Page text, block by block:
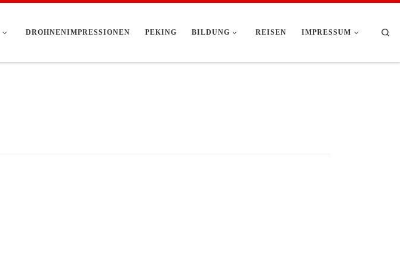
DROHNENIMPRESSIONEN PEKING BILDUNG REISEN IMPRESSUM